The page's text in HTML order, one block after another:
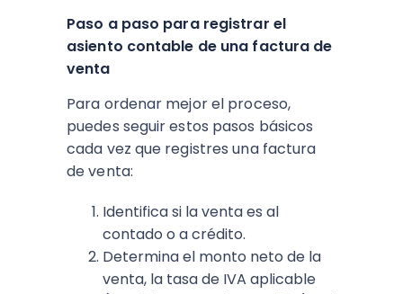
Paso a paso para registrar el
asiento contable de una factura de
venta
Para ordenar mejor el proceso,
puedes seguir estos pasos básicos
cada vez que registres una factura
de venta:
Identifica si la venta es al
contado o a crédito.
Determina el monto neto de la
venta, la tasa de IVA aplicable